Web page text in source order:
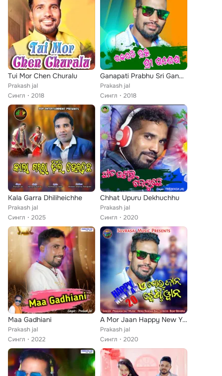
Tui Mor Chen Churalu
Prakash jal
Сингл
2018
Ganapati Prabhu Sri Ganesha
Prakash jal
Сингл
2018
Kala Garra Dhiliheichhe
Prakash jal
Сингл
2025
Chhat Upuru Dekhuchhu
Prakash jal
Сингл
2020
Maa Gadhiani
Prakash jal
Сингл
2022
A Mor Jaan Happy New Year 2021
Prakash jal
Сингл
2020